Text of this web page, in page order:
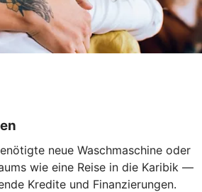
neue Waschmaschine oder
wie eine Reise in die Karibik —
Kredite und Finanzierungen.